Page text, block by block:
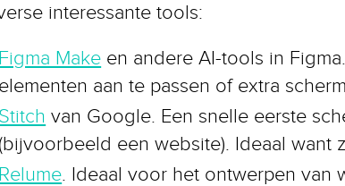
interessante tools:
Figma Make en andere AI-tools in
elementen aan te passen of extra
Stitch van Google. Een snelle eerste
(bijvoorbeeld een website). Ideaal want
Relume. Ideaal voor het ontwerpen van